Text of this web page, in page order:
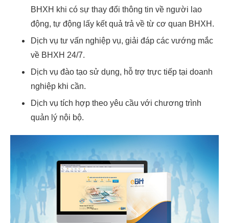
BHXH khi có sự thay đổi thông tin về người lao
động, tự động lấy kết quả trả về từ cơ quan BHXH.
Dịch vụ tư vấn nghiệp vụ, giải đáp các vướng mắc
về BHXH 24/7.
Dịch vụ đào tạo sử dụng, hỗ trợ trực tiếp tại doanh
nghiệp khi cần.
Dịch vụ tích hợp theo yêu cầu với chương trình
quản lý nội bộ.